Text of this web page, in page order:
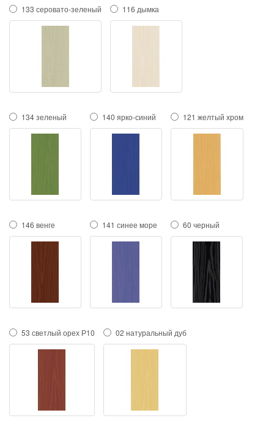
133 серовато-зеленый 116 дымка
134 зеленый 140 ярко-синий 121 желтый хром
146 венге 141 синее море 60 черный
53 светлый орех Р10 02 натуральный дуб